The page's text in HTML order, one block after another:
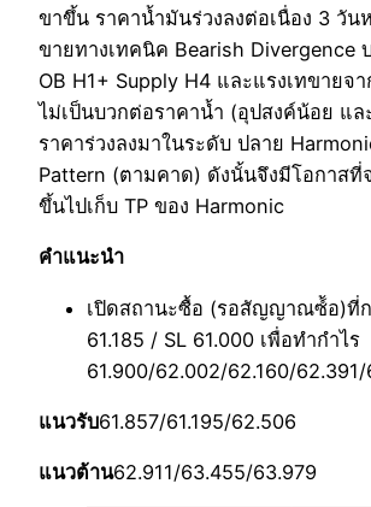
ขาขึ้น ราคาน้ำมันร่วงลงต่อเนื่อง 3 วัน
ขายทางเทคนิค Bearish Divergence
OB H1+ Supply H4 และแรงเทขายจ
ไม่เป็นบวกต่อราคาน้ำ (อุปสงค์น้อย แ
ราคาร่วงลงมาในระดับ ปลาย
Pattern (ตามคาด) ดังนั้นจึงมีโอกาสที่
ขึ้นไปเก็บ TP ของ Harmonic
คำแนะนำ
เปิดสถานะซื้อ (รอสัญญาณซ์้อ)ที่
61.185 / SL 61.000 เพื่อทำกำไร
61.900/62.002/62.160/
แนวรับ61.857/61.195/62.506
แนวต้าน62.911/63.455/63.979